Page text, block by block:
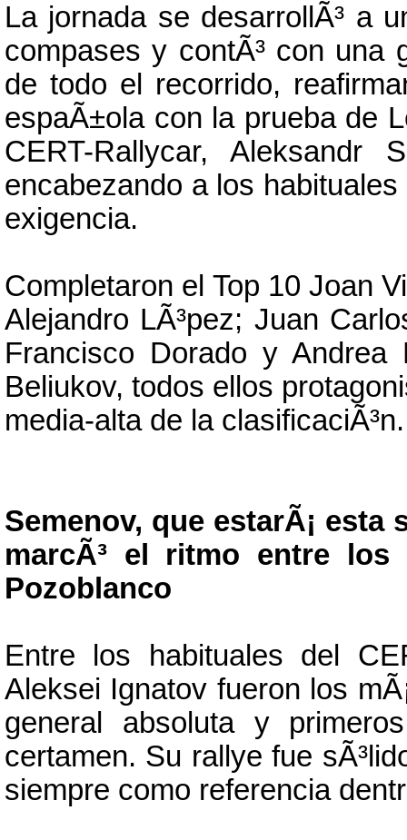
La jornada se desarrollÃ³ a
compases y contÃ³ con una
de todo el recorrido,
espaÃ±ola con la prueba de
CERT-Rallycar, Aleksandr
encabezando a los
exigencia.
Completaron el Top 10 Joan
Alejandro LÃ³pez; Juan
Francisco Dorado y
Beliukov, todos ellos
media-alta de la clasificaciÃ³n.
Semenov, que estarÃ¡ esta
marcÃ³ el ritmo entre los
Pozoblanco
Entre los habituales del
Aleksei Ignatov fueron los
general absoluta y
certamen. Su rallye fue
siempre como referencia